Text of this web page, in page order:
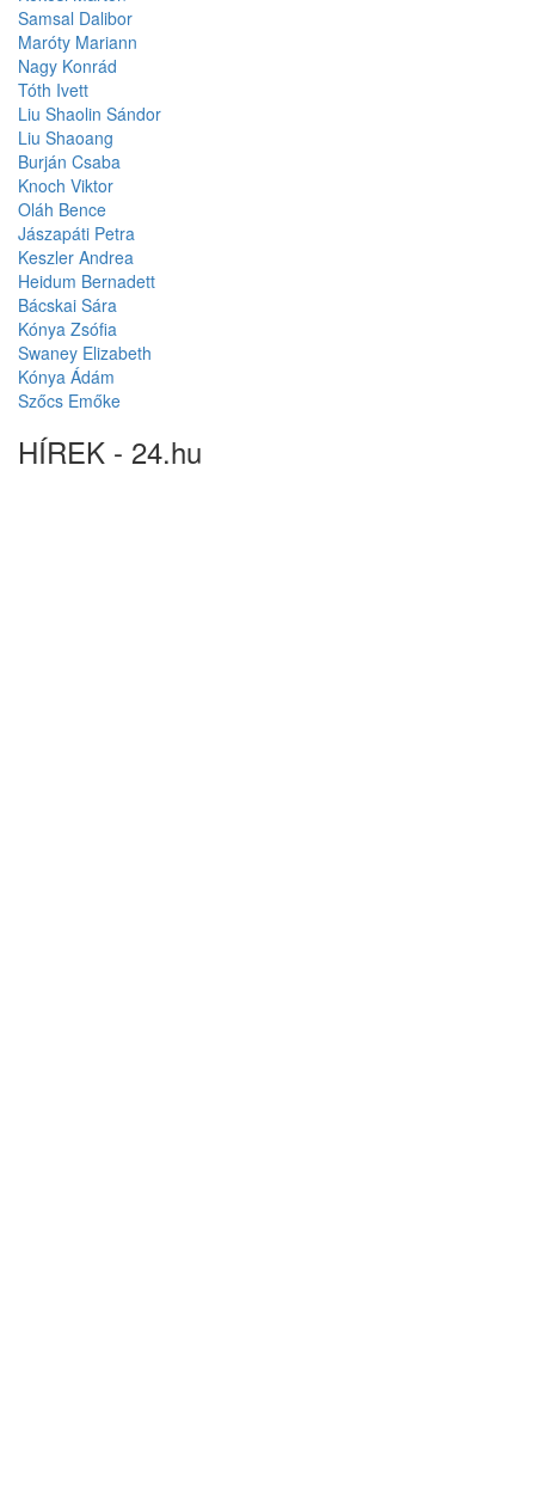
Samsal Dalibor
Maróty Mariann
Nagy Konrád
Tóth Ivett
Liu Shaolin Sándor
Liu Shaoang
Burján Csaba
Knoch Viktor
Oláh Bence
Jászapáti Petra
Keszler Andrea
Heidum Bernadett
Bácskai Sára
Kónya Zsófia
Swaney Elizabeth
Kónya Ádám
Szőcs Emőke
HÍREK - 24.hu